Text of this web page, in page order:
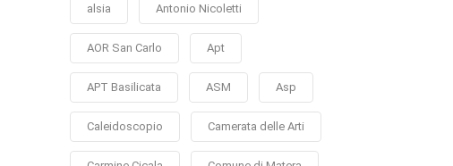
alsia Antonio Nicoletti
AOR San Carlo Apt
APT Basilicata ASM Asp
Caleidoscopio Camerata delle Arti